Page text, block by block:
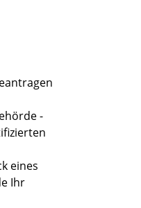
-
eines
Ihr